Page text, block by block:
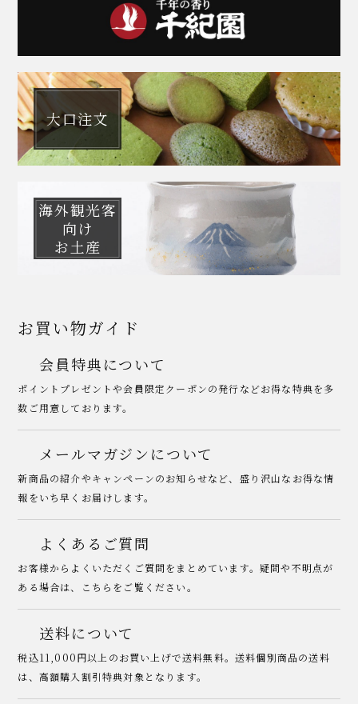
大口注文
海外観光客
向け
お土産
お買い物ガイド
会員特典について
ポイントプレゼントや会員限定クーポンの発行などお得な特典を多
数ご用意しております。
メールマガジンについて
新商品の紹介やキャンペーンのお知らせなど、盛り沢山なお得な情
報をいち早くお届けします。
よくあるご質問
お客様からよくいただくご質問をまとめています。疑問や不明点が
ある場合は、こちらをご覧ください。
送料について
税込11,000円以上のお買い上げで送料無料。送料個別商品の送料
は、高額購入割引特典対象となります。